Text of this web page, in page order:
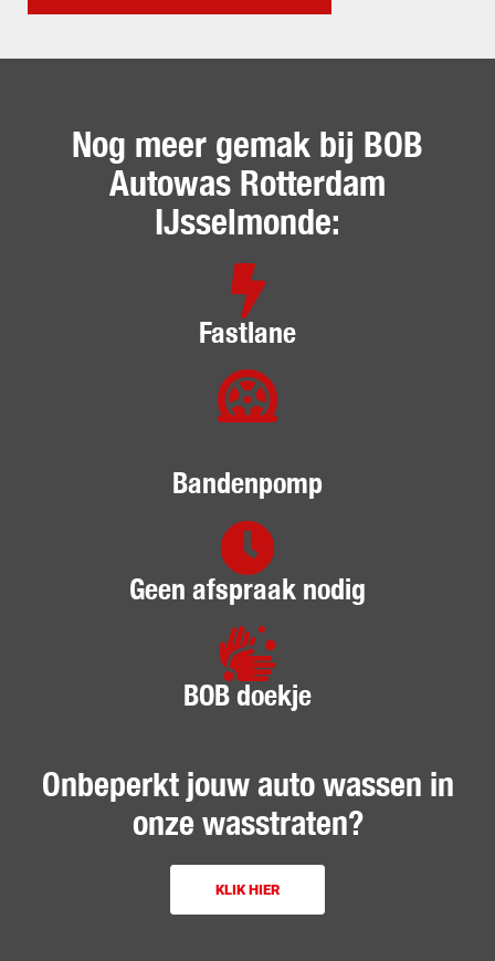
Nog meer gemak bij BOB
Autowas Rotterdam
IJsselmonde:
Fastlane
Bandenpomp
Geen afspraak nodig
BOB doekje
Onbeperkt jouw auto wassen in
onze wasstraten?
KLIK HIER